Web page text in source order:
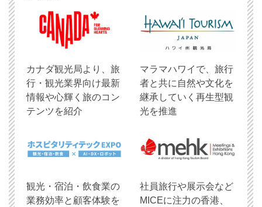
​カナダ観光局より、旅
行・観光業界向け最新
情報や心輝く旅のコン
テンツを紹介
マラマハワイで、旅行
者と共に自然や文化を
継承していく再生型観
光を推進
観光・宿泊・飲食業の
業務効率と顧客体験を
社員旅行や展示会など
MICEに注力の香港、